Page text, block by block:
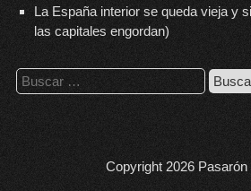
La España interior se queda vieja y
las capitales engordan)
Buscar:
Copyright 2026